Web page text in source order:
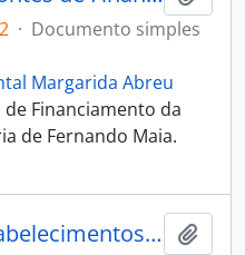
· Documento simples
Margarida Abreu
Financiamento da
de Fernando Maia.
A enfermeira dos estabelecimentos industriais e a operária